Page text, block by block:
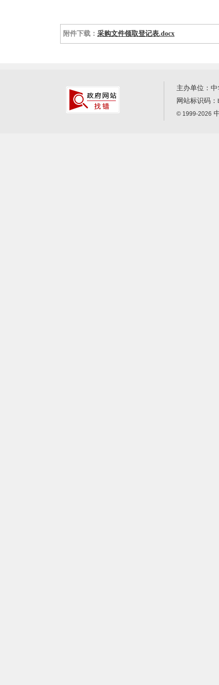
附件下载： 采购文件领取登记表.docx
主办单位：
网站标识码：
© 1999-2026